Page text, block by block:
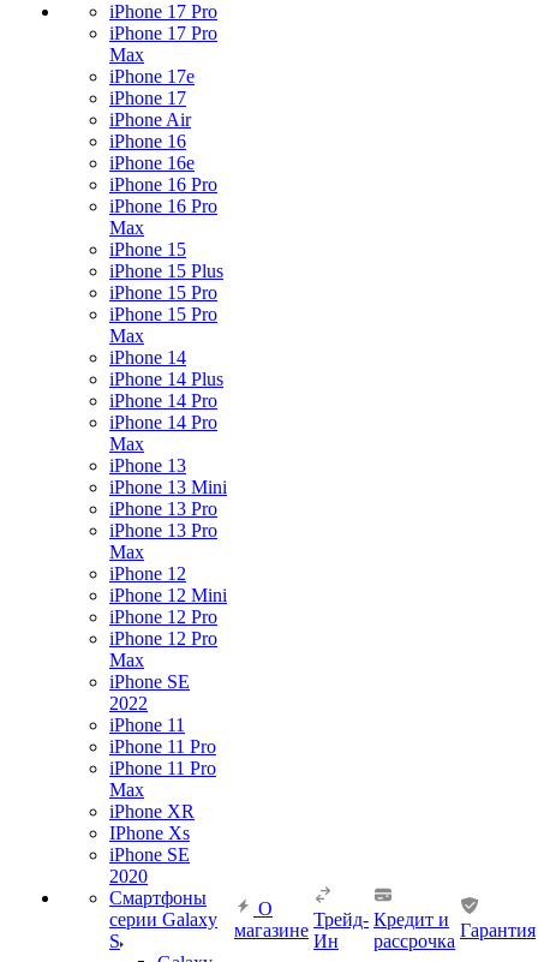
iPhone 17 Pro
iPhone 17 Pro
Max
iPhone 17e
iPhone 17
iPhone Air
iPhone 16
iPhone 16e
iPhone 16 Pro
iPhone 16 Pro
Max
iPhone 15
iPhone 15 Plus
iPhone 15 Pro
iPhone 15 Pro
Max
iPhone 14
iPhone 14 Plus
iPhone 14 Pro
iPhone 14 Pro
Max
iPhone 13
iPhone 13 Mini
iPhone 13 Pro
iPhone 13 Pro
Max
iPhone 12
iPhone 12 Mini
iPhone 12 Pro
iPhone 12 Pro
Max
iPhone SE
2022
iPhone 11
iPhone 11 Pro
iPhone 11 Pro
Max
iPhone XR
IPhone Xs
iPhone SE
2020
Смартфоны
серии Galaxy
S
О
магазине
Трейд-
Ин
Кредит и
рассрочка
Гарантия